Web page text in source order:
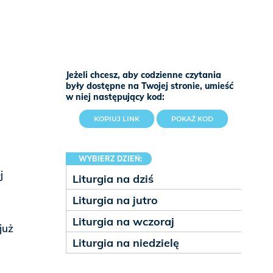
Jeżeli chcesz, aby codzienne czytania
były dostępne na Twojej stronie, umieść
w niej następujący kod:
KOPIUJ LINK POKAŻ KOD
WYBIERZ DZIEŃ:
Liturgia na dziś
Liturgia na jutro
Liturgia na wczoraj
Liturgia na niedzielę